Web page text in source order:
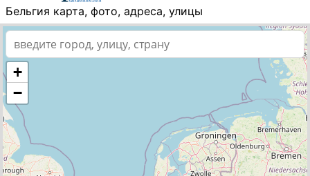
Бельгия карта, фото, адреса, улицы
+
−